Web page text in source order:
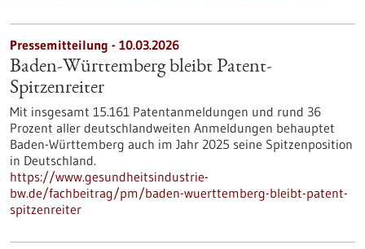
Pressemitteilung - 10.03.2026
Baden-Württemberg bleibt Patent-
Spitzenreiter
Mit insgesamt 15.161 Patentanmeldungen und rund 36
Prozent aller deutschlandweiten Anmeldungen behauptet
Baden-Württemberg auch im Jahr 2025 seine Spitzenposition
in Deutschland.
https://www.gesundheitsindustrie-
bw.de/fachbeitrag/pm/baden-wuerttemberg-bleibt-patent-
spitzenreiter